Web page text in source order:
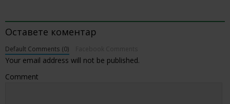
Оставете коментар
Default Comments (0)
Your email address will not be published.
Comment